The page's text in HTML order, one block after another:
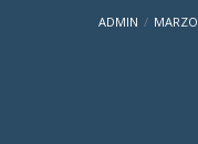
ADMIN